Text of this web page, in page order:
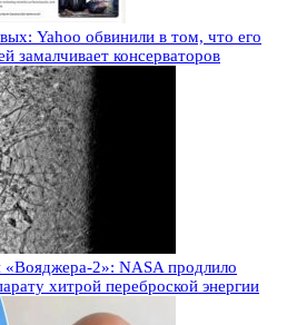
Yahoo обвинили в том, что его
замалчивает консерваторов
2»: NASA продлило
хитрой переброской энергии